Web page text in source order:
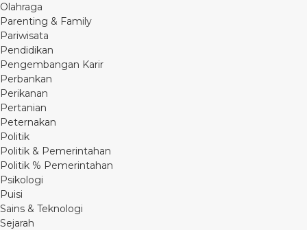
Olahraga
Parenting & Family
Pariwisata
Pendidikan
Pengembangan Karir
Perbankan
Perikanan
Pertanian
Peternakan
Politik
Politik & Pemerintahan
Politik % Pemerintahan
Psikologi
Puisi
Sains & Teknologi
Sejarah